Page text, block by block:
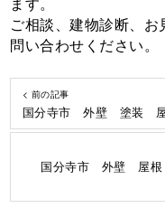
ます。
ご相談、建物診断、
問い合わせください。
< 前の記事
国分寺市 外壁 塗装
国分寺市 外壁 屋